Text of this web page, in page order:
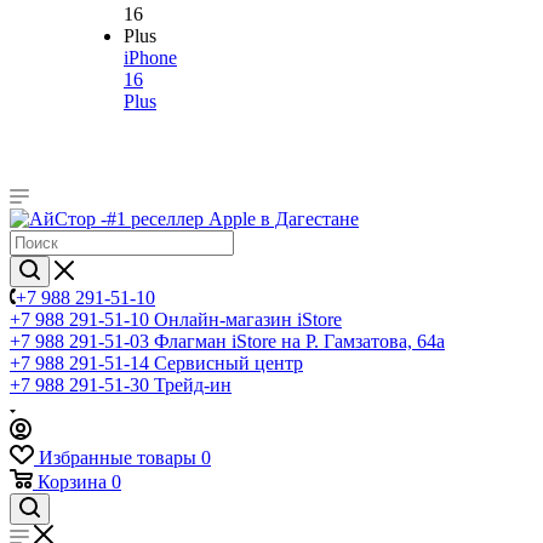
iPhone
16
Plus
+7 988 291-51-10
+7 988 291-51-10 Онлайн-магазин iStore
+7 988 291-51-03 Флагман iStore на Р. Гамзатова, 64а
+7 988 291-51-14 Сервисный центр
+7 988 291-51-30 Трейд-ин
Избранные товары 0
Корзина 0